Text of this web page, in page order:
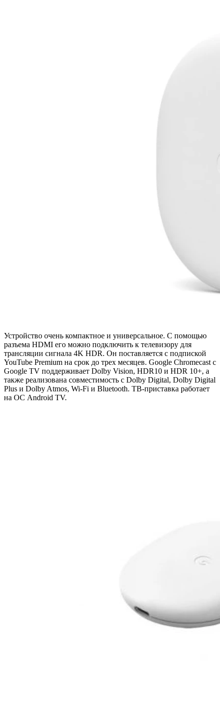
Устройство очень компактное и универсальное. С помощью
разъема HDMI его можно подключить к телевизору для
трансляции сигнала 4K HDR. Он поставляется с подпиской
YouTube Premium на срок до трех месяцев. Google Chromecast с
Google TV поддерживает Dolby Vision, HDR10 и HDR 10+, а
также реализована совместимость с Dolby Digital, Dolby Digital
Plus и Dolby Atmos, Wi-Fi и Bluetooth. ТВ-приставка работает
на ОС Android TV.